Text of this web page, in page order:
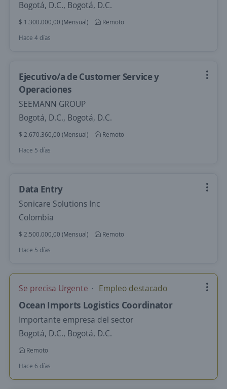
Bogotá, D.C., Bogotá, D.C.
$ 1.300.000,00 (Mensual)
Remoto
Hace 4 días
Ejecutivo/a de Customer Service y
Operaciones
SEEMANN GROUP
Bogotá, D.C., Bogotá, D.C.
$ 2.670.360,00 (Mensual)
Remoto
Hace 5 días
Data Entry
Sonicare Solutions Inc
Colombia
$ 2.500.000,00 (Mensual)
Remoto
Hace 5 días
Se precisa Urgente Empleo destacado
Ocean Imports Logistics Coordinator
Importante empresa del sector
Bogotá, D.C., Bogotá, D.C.
Remoto
Hace 6 días